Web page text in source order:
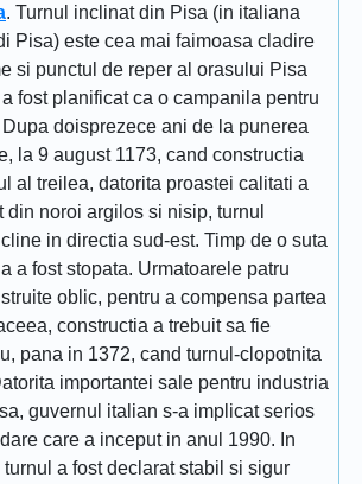
. Turnul inclinat din Pisa (in italiana
Pisa) este cea mai faimoasa cladire
si punctul de reper al orasului Pisa
fost planificat ca o campanila pentru
doisprezece ani de la punerea
la 9 august 1173, cand constructia
al treilea, datorita proastei calitati a
noroi argilos si nisip, turnul
in directia sud-est. Timp de o suta
a fost stopata. Urmatoarele patru
oblic, pentru a compensa partea
constructia a trebuit sa fie
pana in 1372, cand turnul-clopotnita
importantei sale pentru industria
guvernul italian s-a implicat serios
care a inceput in anul 1990. In
a fost declarat stabil si sigur